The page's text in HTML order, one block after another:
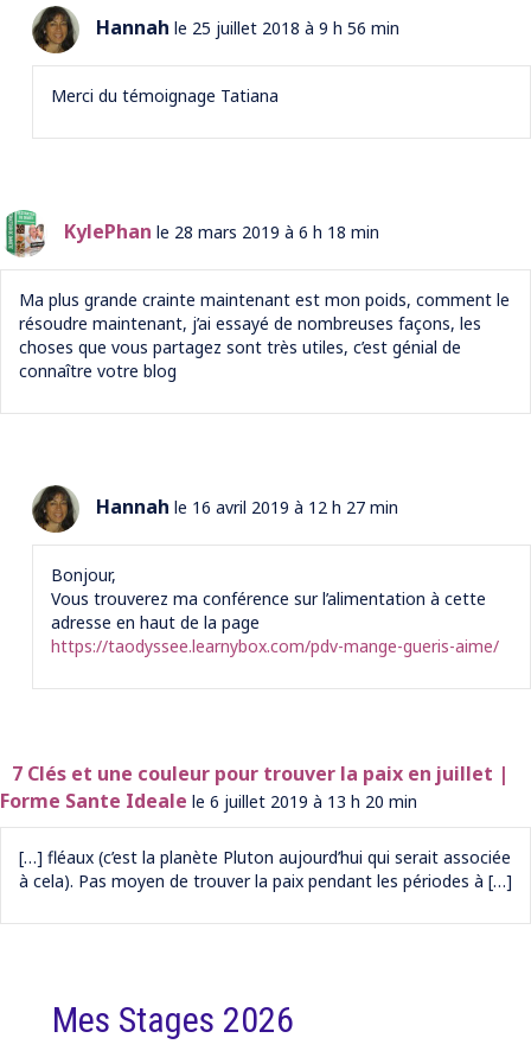
Hannah le 25 juillet 2018 à 9 h 56 min
Merci du témoignage Tatiana
KylePhan le 28 mars 2019 à 6 h 18 min
Ma plus grande crainte maintenant est mon poids, comment le
résoudre maintenant, j’ai essayé de nombreuses façons, les
choses que vous partagez sont très utiles, c’est génial de
connaître votre blog
Hannah le 16 avril 2019 à 12 h 27 min
Bonjour,
Vous trouverez ma conférence sur l’alimentation à cette
adresse en haut de la page
https://taodyssee.learnybox.com/pdv-mange-gueris-aime/
7 Clés et une couleur pour trouver la paix en juillet |
Forme Sante Ideale le 6 juillet 2019 à 13 h 20 min
[…] fléaux (c’est la planète Pluton aujourd’hui qui serait associée
à cela). Pas moyen de trouver la paix pendant les périodes à […]
Mes Stages 2026